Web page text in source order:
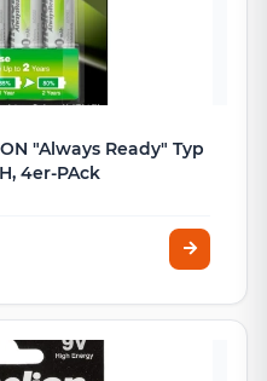
"Always Ready" Typ
4er-PAck